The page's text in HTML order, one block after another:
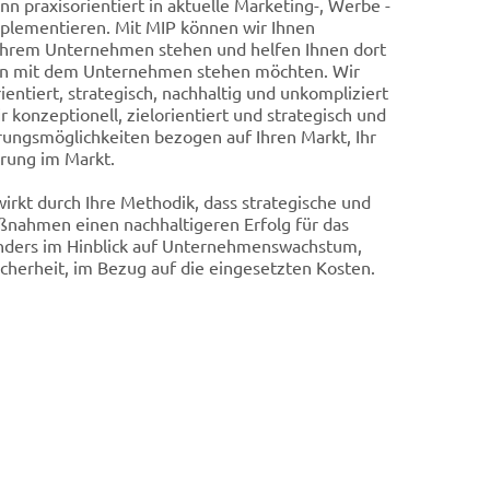
praxisorientiert in aktuelle Marketing-, Werbe -
Mit MIP können wir Ihnen
Unternehmen stehen und helfen Ihnen dort
mit dem Unternehmen stehen möchten. Wir
strategisch, nachhaltig und unkompliziert
konzeptionell, zielorientiert und strategisch und
bezogen auf Ihren Markt, Ihr
im Markt.
durch Ihre Methodik, dass strategische und
einen nachhaltigeren Erfolg für das
im Hinblick auf Unternehmenswachstum,
im Bezug auf die eingesetzten Kosten.